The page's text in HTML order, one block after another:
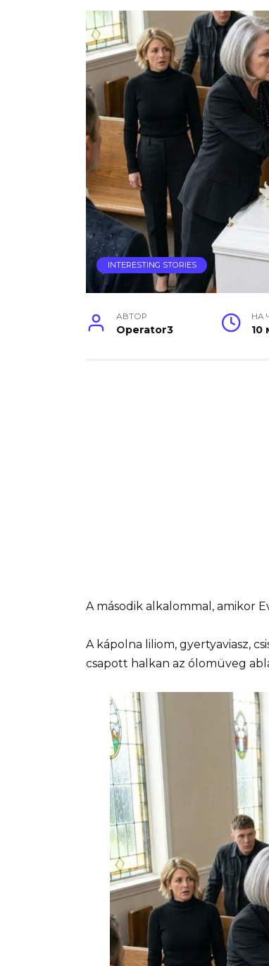
INTERESTING STORIES
АВТОР
Operator3
НА
10
A második alkalommal, amikor
A kápolna liliom, gyertyaviasz,
csapott halkan az ólomüveg